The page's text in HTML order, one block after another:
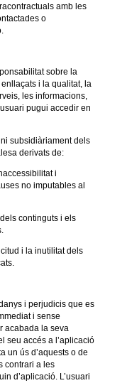
amb les
o
sobre la
i la qualitat, la
les informacions,
pugui accedir en
subsidiàriament dels
derivats de:
i
no imputables al
continguts i els
i la inutilitat dels
i perjudicis que es
i sense
acabada la seva
seu accés a l’aplicació
un ús d’aquests o de
contrari a les
d’aplicació. L’usuari